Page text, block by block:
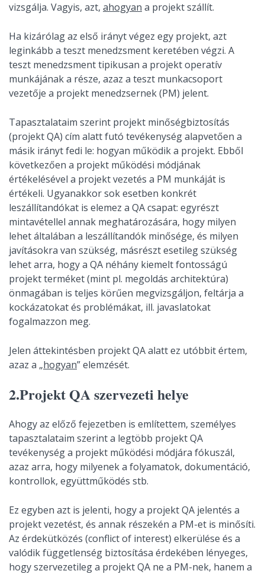
vizsgálja. Vagyis, azt, ahogyan a projekt szállít.
Ha kizárólag az első irányt végez egy projekt, azt
leginkább a teszt menedzsment keretében végzi. A
teszt menedzsment tipikusan a projekt operatív
munkájának a része, azaz a teszt munkacsoport
vezetője a projekt menedzsernek (PM) jelent.
Tapasztalataim szerint projekt minőségbiztosítás
(projekt QA) cím alatt futó tevékenység alapvetően a
másik irányt fedi le: hogyan működik a projekt. Ebből
következően a projekt működési módjának
értékelésével a projekt vezetés a PM munkáját is
értékeli. Ugyanakkor sok esetben konkrét
leszállítandókat is elemez a QA csapat: egyrészt
mintavétellel annak meghatározására, hogy milyen
lehet általában a leszállítandók minősége, és milyen
javításokra van szükség, másrészt esetileg szükség
lehet arra, hogy a QA néhány kiemelt fontosságú
projekt terméket (mint pl. megoldás architektúra)
önmagában is teljes körűen megvizsgáljon, feltárja a
kockázatokat és problémákat, ill. javaslatokat
fogalmazzon meg.
Jelen áttekintésben projekt QA alatt ez utóbbit értem,
azaz a „hogyan” elemzését.
2.Projekt QA szervezeti helye
Ahogy az előző fejezetben is említettem, személyes
tapasztalataim szerint a legtöbb projekt QA
tevékenység a projekt működési módjára fókuszál,
azaz arra, hogy milyenek a folyamatok, dokumentáció,
kontrollok, együttműködés stb.
Ez egyben azt is jelenti, hogy a projekt QA jelentés a
projekt vezetést, és annak részekén a PM-et is minősíti.
Az érdekütközés (conflict of interest) elkerülése és a
valódik függetlenség biztosítása érdekében lényeges,
hogy szervezetileg a projekt QA ne a PM-nek, hanem a